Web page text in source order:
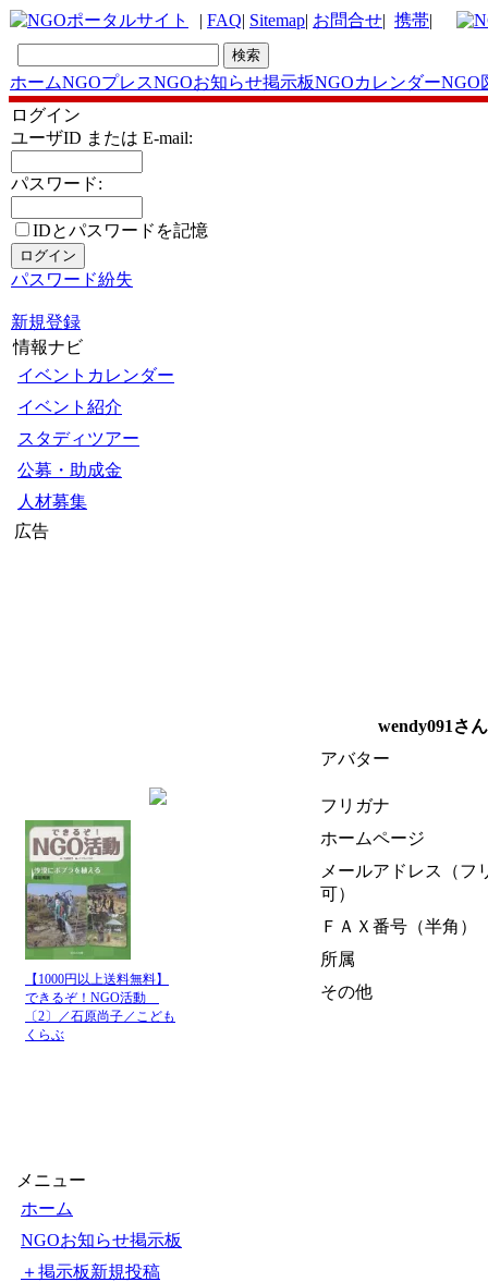
| FAQ| Sitemap| お問合せ| 携帯|
ホームNGOプレスNGOお知らせ掲示板NGOカレンダーNGO
ログイン
ユーザID または E-mail:
パスワード:
IDとパスワードを記憶
パスワード紛失
新規登録
情報ナビ
イベントカレンダー
イベント紹介
スタディツアー
公募・助成金
人材募集
広告
【1000円以上送料無料】
できるぞ！NGO活動
〔2〕／石原尚子／こども
くらぶ
メニュー
ホーム
NGOお知らせ掲示板
＋掲示板新規投稿
wendy091さ
アバター
フリガナ
ホームページ
メールアドレス（フ
可）
ＦＡＸ番号（半角）
所属
その他